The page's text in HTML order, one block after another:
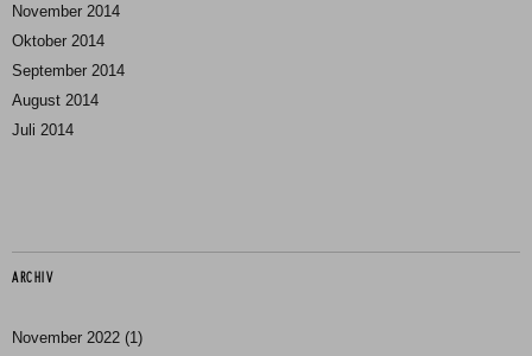
November 2014
Oktober 2014
September 2014
August 2014
Juli 2014
ARCHIV
November 2022 (1)